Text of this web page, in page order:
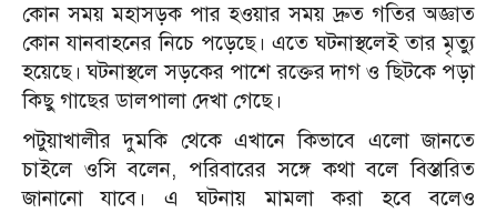
কোন সময় মহাসড়ক পার হওয়ার সময় দ্রুত গতির অজ্ঞাত
কোন যানবাহনের নিচে পড়েছে। এতে ঘটনাস্থলেই তার মৃত্যু
হয়েছে। ঘটনাস্থলে সড়কের পাশে রক্তের দাগ ও ছিটকে পড়া
কিছু গাছের ডালপালা দেখা গেছে।
পটুয়াখালীর দুমকি থেকে এখানে কিভাবে এলো জানতে
চাইলে ওসি বলেন, পরিবারের সঙ্গে কথা বলে বিস্তারিত
জানানো যাবে। এ ঘটনায় মামলা করা হবে বলেও